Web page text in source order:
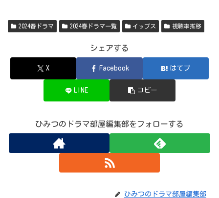
2024春ドラマ 2024春ドラマ一覧 イップス 視聴率推移
シェアする
X Facebook はてブ
LINE コピー
ひみつのドラマ部屋編集部をフォローする
ひみつのドラマ部屋編集部